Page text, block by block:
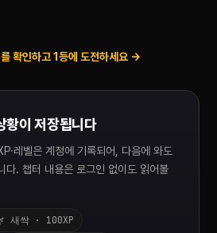
확인하고 1등에 도전하세요 →
황이 저장됩니다
레벨은 계정에 기록되어, 다음에 와도
다. 챕터 내용은 로그인 없이도 읽어볼
새싹 · 100XP